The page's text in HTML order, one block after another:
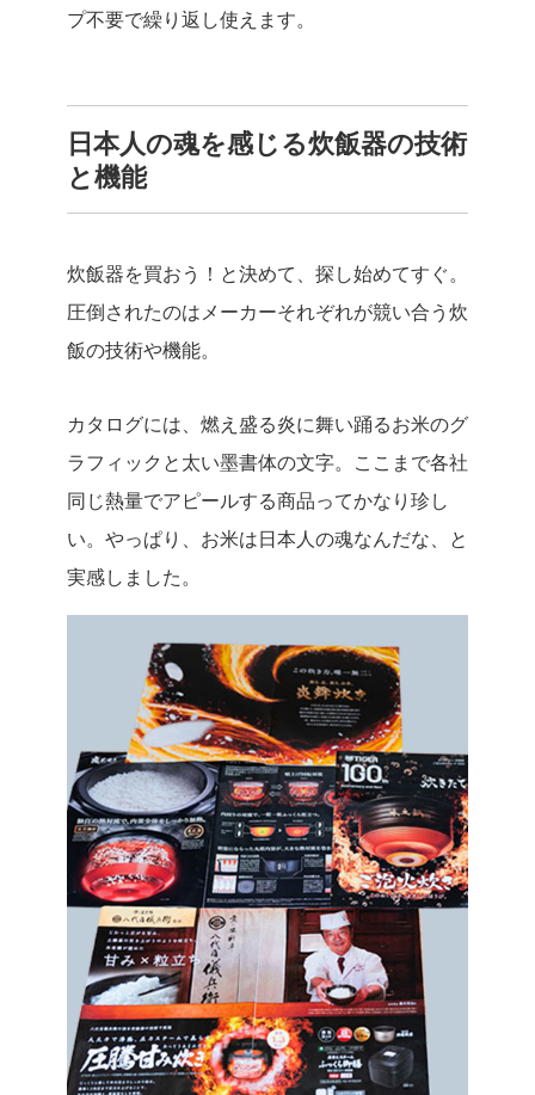
プ不要で繰り返し使えます。
日本人の魂を感じる炊飯器の技術
と機能
炊飯器を買おう！と決めて、探し始めてすぐ。
圧倒されたのはメーカーそれぞれが競い合う炊
飯の技術や機能。
カタログには、燃え盛る炎に舞い踊るお米のグ
ラフィックと太い墨書体の文字。ここまで各社
同じ熱量でアピールする商品ってかなり珍し
い。やっぱり、お米は日本人の魂なんだな、と
実感しました。